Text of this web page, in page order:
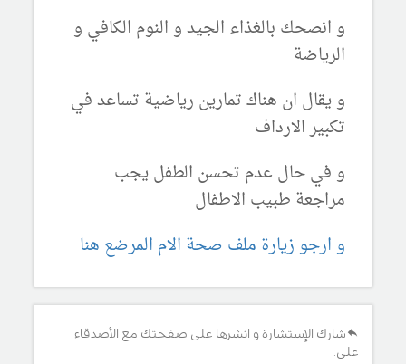
و انصحك بالغذاء الجيد و النوم الكافي و
الرياضة
و يقال ان هناك تمارين رياضية تساعد في
تكبير الارداف
و في حال عدم تحسن الطفل يجب
مراجعة طبيب الاطفال
و ارجو زيارة ملف صحة الام المرضع هنا
شارك الإستشارة و انشرها على صفحتك مع الأصدقاء
على: